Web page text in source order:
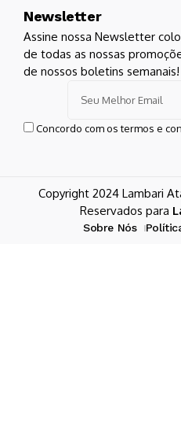
Newsletter
Assine nossa Newsletter
de todas as nossas
de nossos boletins semanais!
Concordo com os termos e
Copyright 2024 Lambari
Reservados para
Sobre Nós